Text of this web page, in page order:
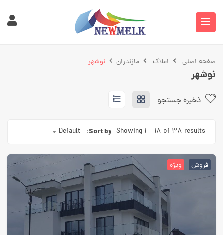
صفحه اصلی املاک مازندران نوشهر
نوشهر
ذخیره جستجو
Showing ۱– 18 of 38 results
Sort by:
Default
فروش ویژه